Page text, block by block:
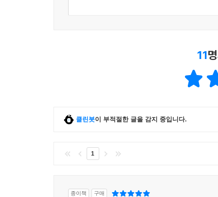
11
클린봇이 부적절한 글을 감지 중입니다.
1
종이책 구매